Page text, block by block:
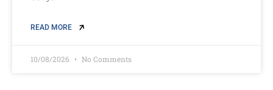
READ MORE
10/08/2026 No Comments